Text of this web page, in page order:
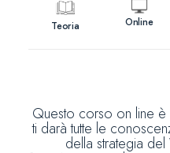
Teoria Online
Questo corso on line
ti darà tutte le
della strategia